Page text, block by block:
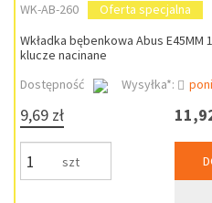
WK-AB-260
Oferta specjalna
Wkładka bębenkowa Abus
klucze nacinane
Dostępność
Wysyłka*:
9,69 zł
szt